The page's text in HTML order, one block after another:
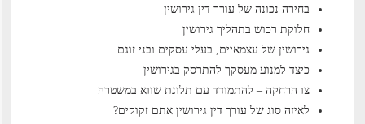
בחירה נכונה של עורך דין גירושין
חלוקת רכוש בתהליך גירושין
גירושין של עצמאיים, בעלי עסקים ובני זוגם
כיצד למנוע מעסקך להתרסק בגירושין
צו הרחקה – להתמודד עם תלונת שווא במשטרה
לאיזה סוג של עורך דין גירושין אתם זקוקים?